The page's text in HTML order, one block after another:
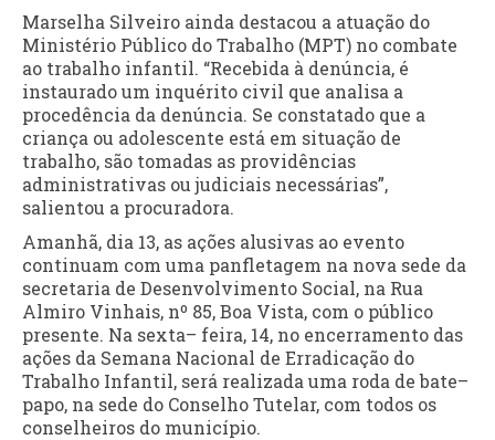
Marselha Silveiro ainda destacou a atuação do
Ministério Público do Trabalho (MPT) no combate
ao trabalho infantil. “Recebida à denúncia, é
instaurado um inquérito civil que analisa a
procedência da denúncia. Se constatado que a
criança ou adolescente está em situação de
trabalho, são tomadas as providências
administrativas ou judiciais necessárias”,
salientou a procuradora.
Amanhã, dia 13, as ações alusivas ao evento
continuam com uma panfletagem na nova sede da
secretaria de Desenvolvimento Social, na Rua
Almiro Vinhais, nº 85, Boa Vista, com o público
presente. Na sexta– feira, 14, no encerramento das
ações da Semana Nacional de Erradicação do
Trabalho Infantil, será realizada uma roda de bate–
papo, na sede do Conselho Tutelar, com todos os
conselheiros do município.